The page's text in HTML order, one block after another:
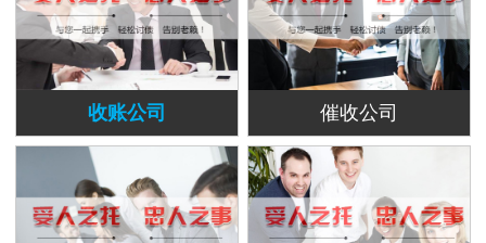
收账公司 催收公司